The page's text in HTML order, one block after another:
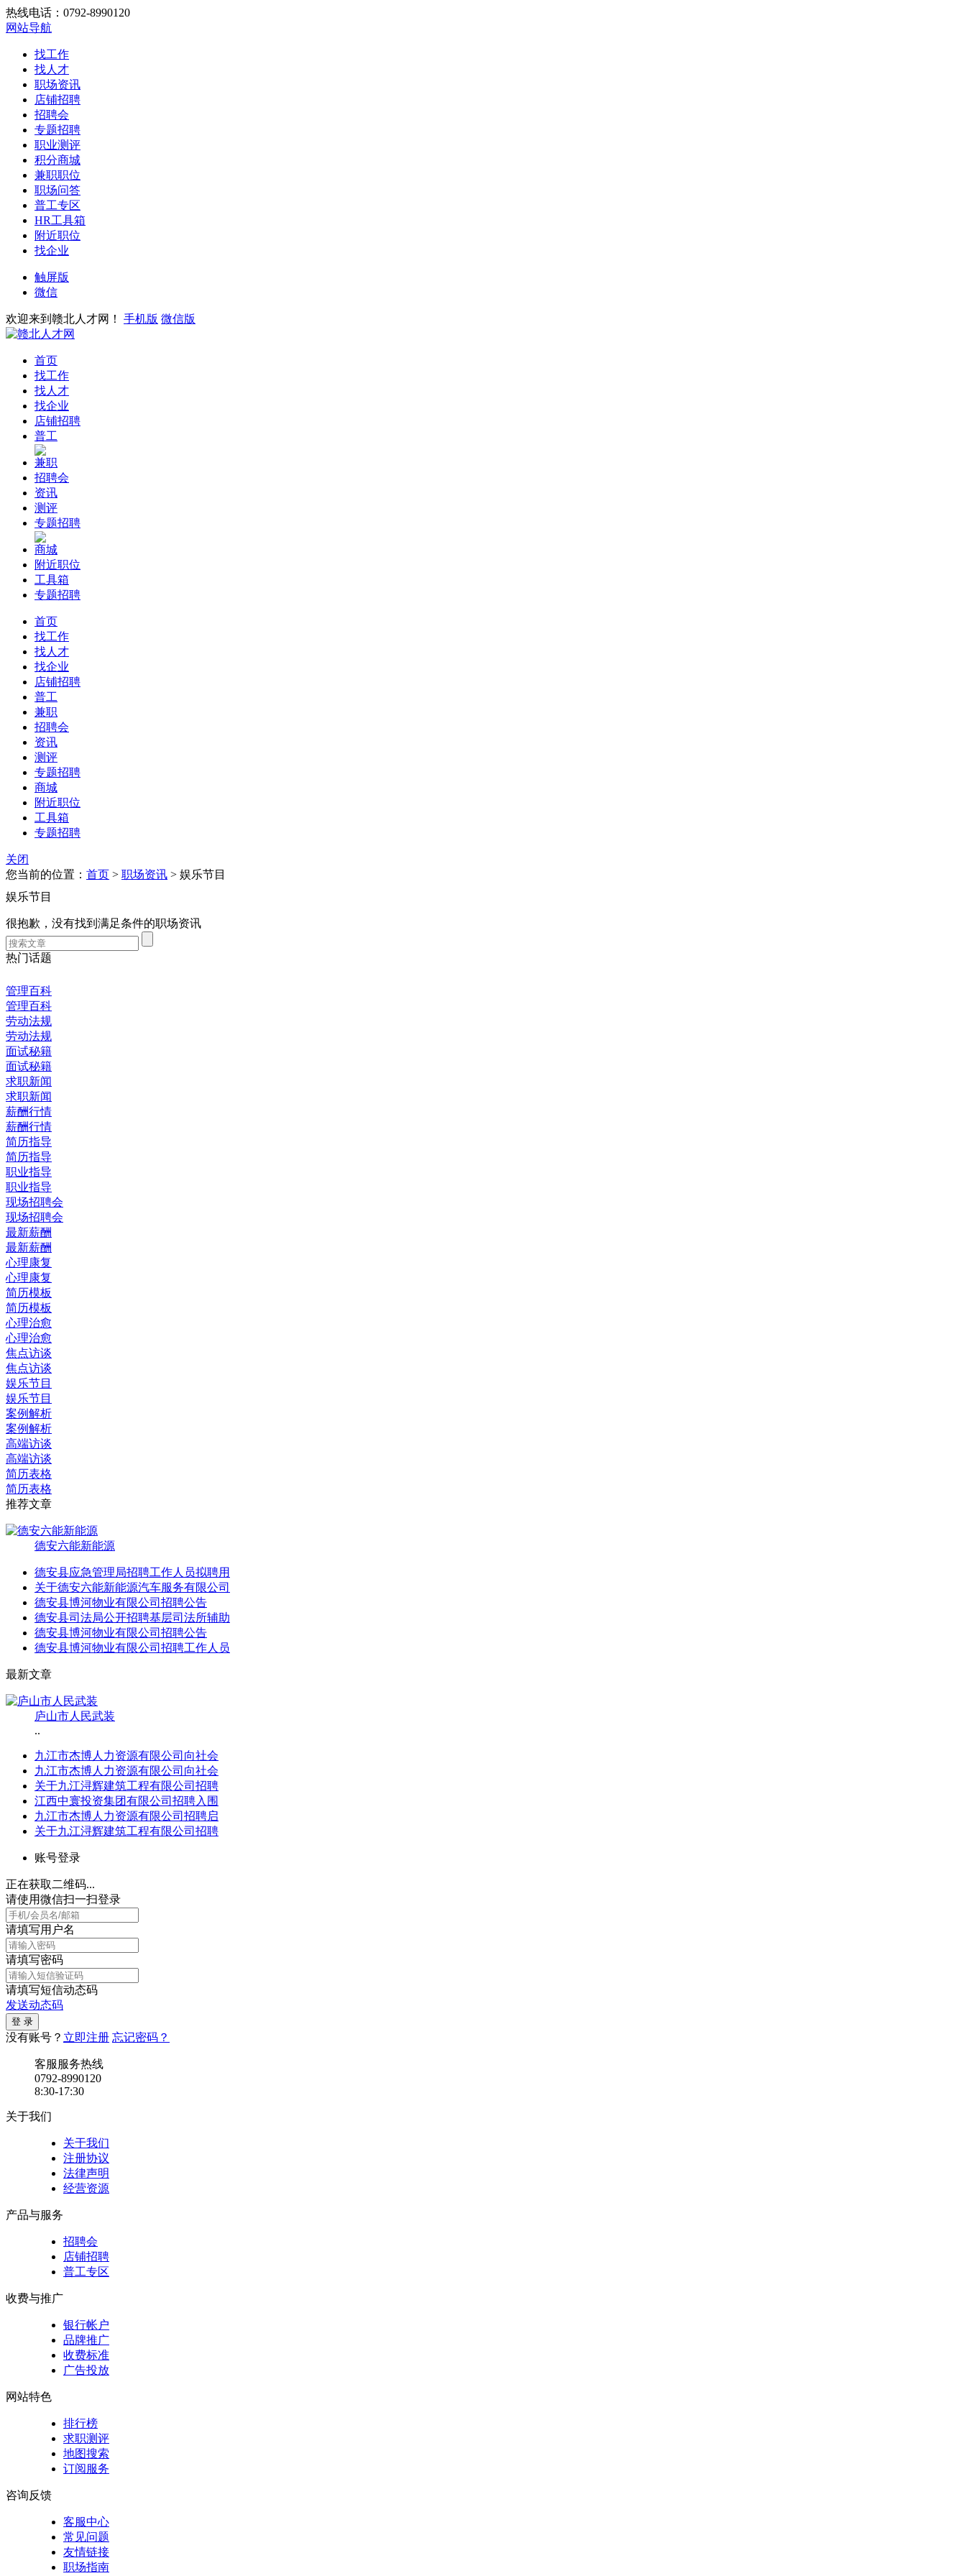
热线电话：0792-8990120
网站导航
找工作
找人才
职场资讯
店铺招聘
招聘会
专题招聘
职业测评
积分商城
兼职职位
职场问答
普工专区
HR工具箱
附近职位
找企业
触屏版
微信
欢迎来到赣北人才网！ 手机版 微信版
首页
找工作
找人才
找企业
店铺招聘
普工
兼职
招聘会
资讯
测评
专题招聘
商城
附近职位
工具箱
专题招聘
首页
找工作
找人才
找企业
店铺招聘
普工
兼职
招聘会
资讯
测评
专题招聘
商城
附近职位
工具箱
专题招聘
关闭
您当前的位置： 首页 > 职场资讯 > 娱乐节目
娱乐节目
很抱歉，没有找到满足条件的职场资讯
热门话题
管理百科
管理百科
劳动法规
劳动法规
面试秘籍
面试秘籍
求职新闻
求职新闻
薪酬行情
薪酬行情
简历指导
简历指导
职业指导
职业指导
现场招聘会
现场招聘会
最新薪酬
最新薪酬
心理康复
心理康复
简历模板
简历模板
心理治愈
心理治愈
焦点访谈
焦点访谈
娱乐节目
娱乐节目
案例解析
案例解析
高端访谈
高端访谈
简历表格
简历表格
推荐文章
德安六能新能源
德安县应急管理局招聘工作人员拟聘用
关于德安六能新能源汽车服务有限公司
德安县博河物业有限公司招聘公告
德安县司法局公开招聘基层司法所辅助
德安县博河物业有限公司招聘公告
德安县博河物业有限公司招聘工作人员
最新文章
庐山市人民武装
..
九江市杰博人力资源有限公司向社会
九江市杰博人力资源有限公司向社会
关于九江浔辉建筑工程有限公司招聘
江西中寰投资集团有限公司招聘入围
九江市杰博人力资源有限公司招聘启
关于九江浔辉建筑工程有限公司招聘
账号登录
正在获取二维码...
请使用微信扫一扫登录
请填写用户名
请填写密码
请填写短信动态码
发送动态码
没有账号？ 立即注册 忘记密码？
客服服务热线
0792-8990120
8:30-17:30
关于我们
关于我们
注册协议
法律声明
经营资源
产品与服务
招聘会
店铺招聘
普工专区
收费与推广
银行帐户
品牌推广
收费标准
广告投放
网站特色
排行榜
求职测评
地图搜索
订阅服务
咨询反馈
客服中心
常见问题
友情链接
职场指南